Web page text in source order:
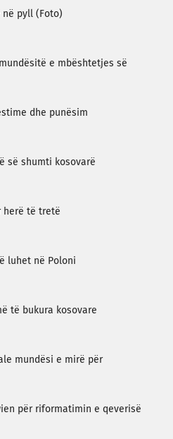
pyll (Foto)
e mbështetjes së
dhe punësim
së shumti kosovarë
herë të tretë
luhet në Poloni
të bukura kosovare
mundësi e mirë për
për riformatimin e qeverisë